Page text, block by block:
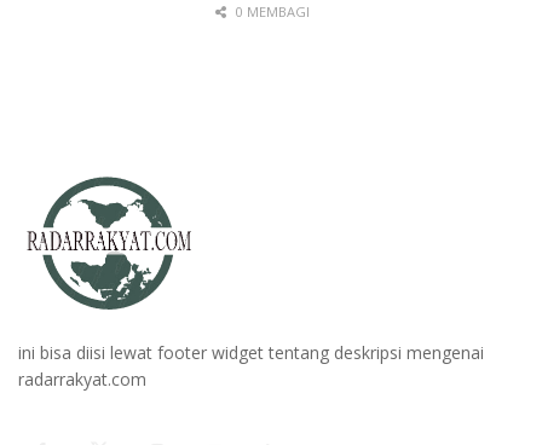
0 MEMBAGI
ini bisa diisi lewat footer widget tentang deskripsi mengenai
radarrakyat.com